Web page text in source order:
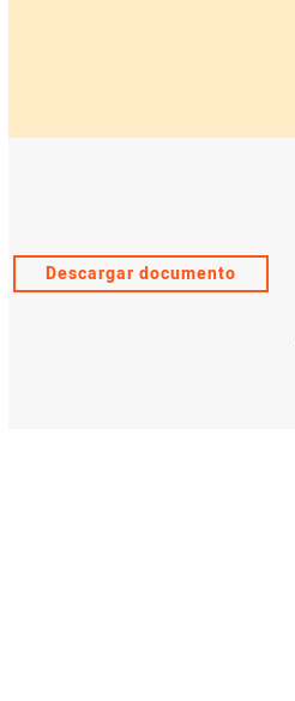
Descargar documento